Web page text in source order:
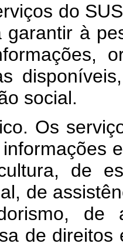
do
garantir à
social.
Os
de
de
de